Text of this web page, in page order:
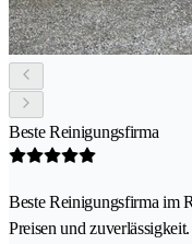
Beste Reinigungsfirma
Beste Reinigungsfirma im
Preisen und